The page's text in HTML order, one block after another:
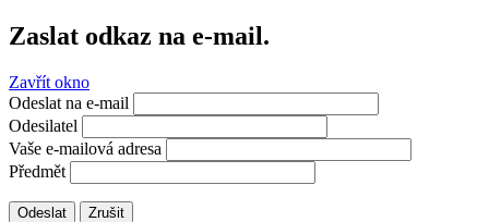
Zaslat odkaz na e-mail.
Zavřít okno
Odeslat na e-mail
Odesilatel
Vaše e-mailová adresa
Předmět
Odeslat Zrušit